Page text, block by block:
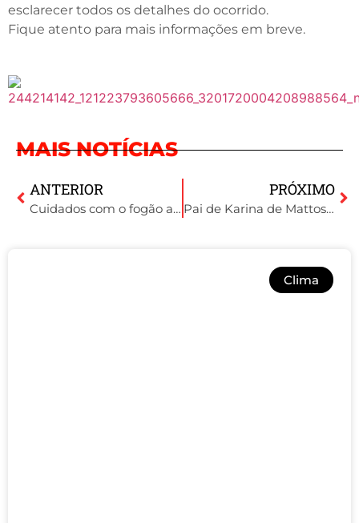
esclarecer todos os detalhes do ocorrido.
Fique atento para mais informações em breve.
MAIS NOTÍCIAS
ANTERIOR
Cuidados com o fogão a lenha e lareiras
PRÓXIMO
Pai de Karina de Mattos, desaparecida, descreve as características da filha
Clima